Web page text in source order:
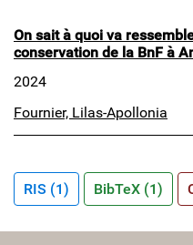
On sait à quoi va
conservation de la BnF à
2024
Fournier, Lilas-Apollonia
RIS (1) BibTeX (1)